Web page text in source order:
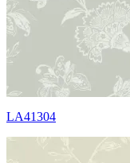
LA41304